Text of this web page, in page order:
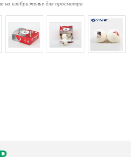
на изображение для просмотра